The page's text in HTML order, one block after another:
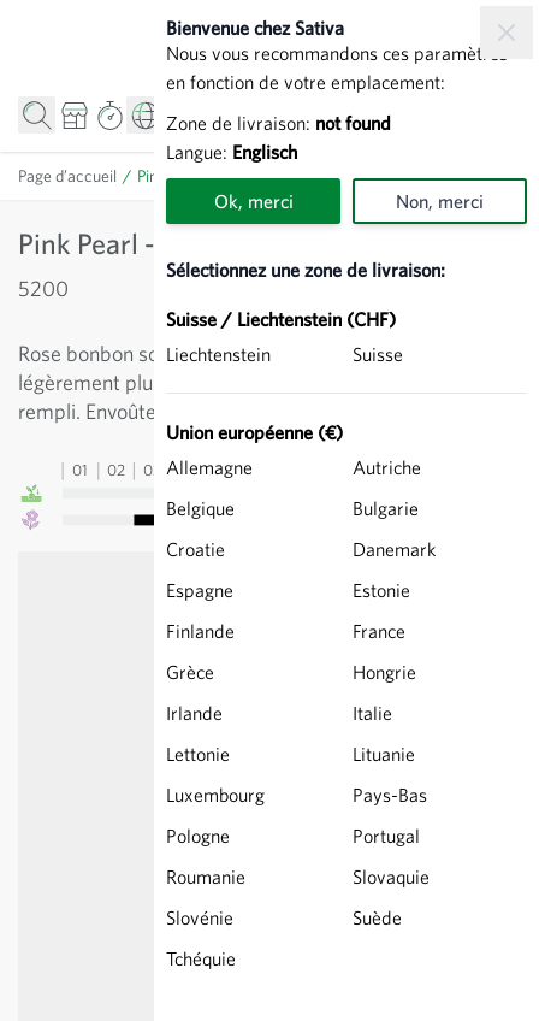
Bienvenue chez Sativa
Nous vous recommandons ces paramètres
en fonction de votre emplacement:
Zone de livraison: not found
Langue: Englisch
Ok, merci Non, merci
Sélectionnez une zone de livraison:
Suisse / Liechtenstein (CHF)
Liechtenstein
Suisse
Union européenne (€)
Allemagne
Autriche
Belgique
Bulgarie
Croatie
Danemark
Espagne
Estonie
Finlande
France
Grèce
Hongrie
Irlande
Italie
Lettonie
Lituanie
Luxembourg
Pays-Bas
Pologne
Portugal
Roumanie
Slovaquie
Slovénie
Suède
Tchéquie
Page d’accueil / Pink Pearl - Jacinthe
Pink Pearl - Jacinthe
5200
Rose bonbon soutenu avec un bord des pétales
légèrement plus clair. Donne ensemble un joli groupe
rempli. Envoûte par son doux parfum.
01 02 03 04 05 06 09 10